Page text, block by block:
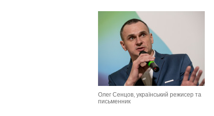
Олег Сенцов, український режисер та
письменник